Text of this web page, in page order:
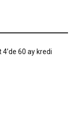
60 ay kredi